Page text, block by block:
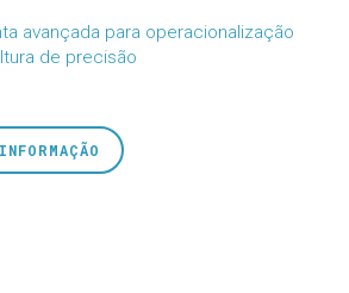
avançada para operacionalização
de precisão